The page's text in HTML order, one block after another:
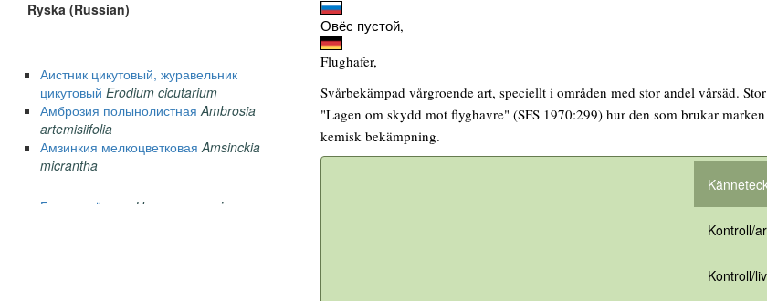
Овёс пустой,
Flughafer,
Svårbekämpad vårgroende art, speciellt i områden med stor andel vårsäd.
"Lagen om skydd mot flyghavre" (SFS 1970:299) hur den som brukar
kemisk bekämpning.
Kontroll/
Kontroll/